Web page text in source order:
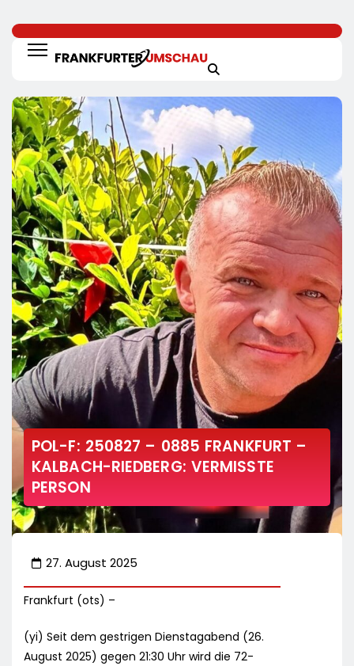
POL-F: 250827 – 0885 FRANKFURT –
KALBACH-RIEDBERG: VERMISSTE
PERSON
27. August 2025
Frankfurt (ots) –
(yi) Seit dem gestrigen Dienstagabend (26.
August 2025) gegen 21:30 Uhr wird die 72-